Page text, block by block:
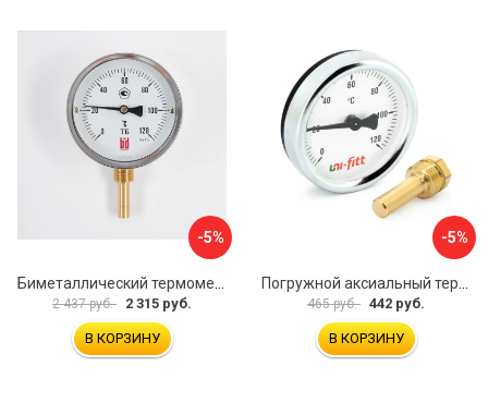
-5%
2 437 руб. 2 315 руб.
В КОРЗИНУ
-5%
465 руб. 442 руб.
В КОРЗИНУ